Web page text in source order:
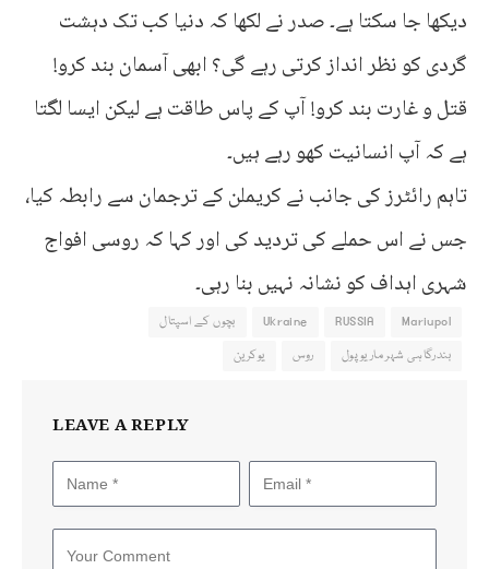
دیکھا جا سکتا ہے۔ صدر نے لکھا کہ دنیا کب تک دہشت
گردی کو نظر انداز کرتی رہے گی؟ ابھی آسمان بند کرو!
قتل و غارت بند کرو! آپ کے پاس طاقت ہے لیکن ایسا لگتا
ہے کہ آپ انسانیت کھو رہے ہیں۔
تاہم رائٹرز کی جانب نے کریملن کے ترجمان سے رابطہ کیا،
جس نے اس حملے کی تردید کی اور کہا کہ روسی افواج
شہری اہداف کو نشانہ نہیں بنا رہی۔
Mariupol
RUSSIA
Ukraine
بچوں کے اسپتال
بندرگاہی شہر ماریوپول
روس یوکرین
LEAVE A REPLY